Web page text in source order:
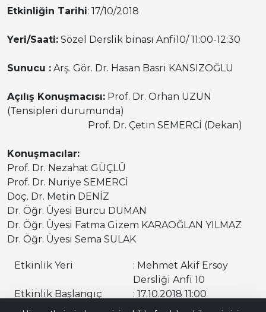
Etkinliğin Tarihi: 17/10/2018
Yeri/Saati: Sözel Derslik binası Anfi10/ 11:00-12:30
Sunucu : Arş. Gör. Dr. Hasan Basri KANSIZOĞLU
Açılış Konuşmacısı: Prof. Dr. Orhan UZUN
(Tensipleri durumunda)
Prof. Dr. Çetin SEMERCİ (Dekan)
Konuşmacılar:
Prof. Dr. Nezahat GÜÇLÜ
Prof. Dr. Nuriye SEMERCİ
Doç. Dr. Metin DENİZ
Dr. Öğr. Üyesi Burcu DUMAN
Dr. Öğr. Üyesi Fatma Gizem KARAOĞLAN YILMAZ
Dr. Öğr. Üyesi Sema SULAK
Etkinlik Yeri
: Mehmet Akif Ersoy
Dersliği Anfi 10
Etkinlik Başlangıç
Tarih ve Saati
: 17.10.2018 11:00
Bana Soru Sor | Ask Me